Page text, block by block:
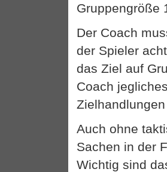
Gruppengröße
Der Coach
der Spieler
das Ziel auf
Coach
Zielhandlungen
Auch ohne
Sachen in der
Wichtig sind